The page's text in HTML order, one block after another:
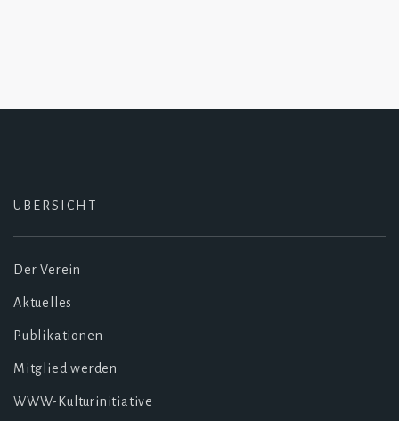
ÜBERSICHT
Der Verein
Aktuelles
Publikationen
Mitglied werden
WWW-Kulturinitiative